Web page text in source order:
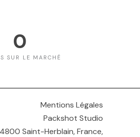
SUR LE MARCHÉ
0
Mentions Légales
Packshot Studio
Saint-Herblain, France,